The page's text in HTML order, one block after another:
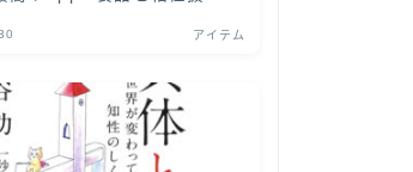
アイテム